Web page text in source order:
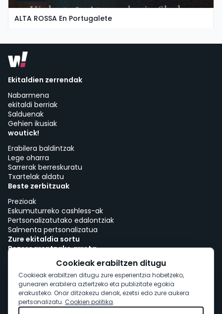
ALTA ROSSA En Portugalete
Ekitaldien zerrendak
Nabarmena
ekitaldi berriak
Salduenak
Gehien ikusiak
woutick!
Erabilera baldintzak
Lege oharra
Sarrerak berreskuratu
Txartelak aldatu
Beste zerbitzuak
Prezioak
Eskumuturreko cashless-ak
Pertsonalizatutako edalontziak
Salmenta pertsonalizatua
Zure ekitaldia sortu
Bezeroarentzako arreta
Lana woutick-ekin!
Cookie-politika
Cookie-baimena
Cookieak erabiltzen ditugu
Cookieak erabiltzen ditugu zure esperientzia hobetzeko,
gunearen erabilera aztertzeko eta publizitate egokia
erakusteko. Onar ditzakezu denak, ezetsi edo zure aukera
pertsonalizatu. Cookien politika.